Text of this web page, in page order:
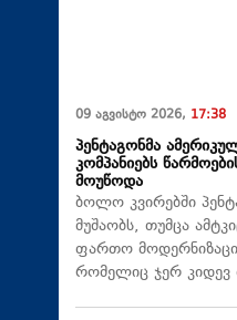
09 აგვისტო 2026, 17:38
პენტაგონმა
კომპანიებს
მოუწოდა
ბოლო კვირებში
მუშაობს, თუმცა
ფართო
რომელიც ჯერ კიდევ